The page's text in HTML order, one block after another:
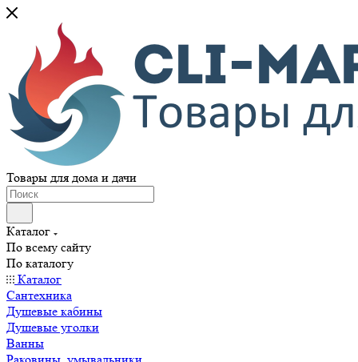
Товары для дома и дачи
Каталог
По всему сайту
По каталогу
Каталог
Сантехника
Душевые кабины
Душевые уголки
Ванны